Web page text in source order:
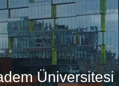
Üniversitesi